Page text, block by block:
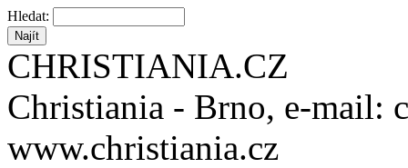
Hledat:
CHRISTIANIA.CZ
Christiania - Brno, e-mail:
www.christiania.cz